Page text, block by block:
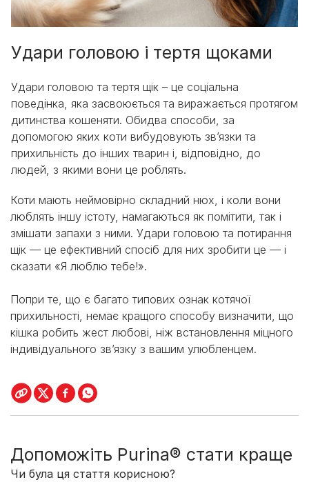
Удари головою і тертя щоками
Удари головою та тертя щік – це соціальна
поведінка, яка засвоюється та виражається протягом
дитинства кошеняти. Обидва способи, за
допомогою яких коти вибудовують зв’язки та
прихильність до інших тварин і, відповідно, до
людей, з якими вони це роблять.
Коти мають неймовірно складний нюх, і коли вони
люблять іншу істоту, намагаються як помітити, так і
змішати запахи з ними. Удари головою та потирання
щік — це ефективний спосіб для них зробити це — і
сказати «Я люблю тебе!».
Попри те, що є багато типових ознак котячої
прихильності, немає кращого способу визначити, що
кішка робить жест любові, ніж встановлення міцного
індивідуального зв’язку з вашим улюбленцем.
Допоможіть Purina® стати краще
Чи була ця стаття корисною?